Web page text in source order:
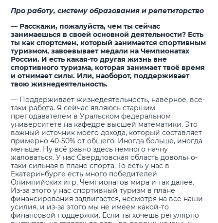
Про работу, систему образования и репетиторство
— Расскажи, пожалуйста, чем ты сейчас
занимаешься в своей основной деятельности? Есть
ты как спортсмен, который занимается спортивным
туризмом, завоевывает медали на Чемпионатах
России. И есть какая-то другая жизнь вне
спортивного туризма, которая занимает твоё время
и отнимает силы. Или, наоборот, поддерживает
твою жизнедеятельность.
— Поддерживает жизнедеятельность, наверное, все-
таки работа. Я сейчас являюсь старшим
преподавателем в Уральском федеральном
университете на кафедре высшей математики. Это
важный источник моего дохода, который составляет
примерно 40-50% от общего. Иногда больше, иногда
меньше. Ну всё равно здесь немного начну
жаловаться. У нас Свердловская область довольно-
таки сильная в плане спорта. То есть у нас в
Екатеринбурге есть много победителей
Олимпийских игр, Чемпионатов мира и так далее.
Из-за этого у нас спортивный туризм в плане
финансирования задвигается, несмотря на все наши
усилия, и из-за этого мы не имеем какой-то
финансовой поддержки. Если ты хочешь регулярно